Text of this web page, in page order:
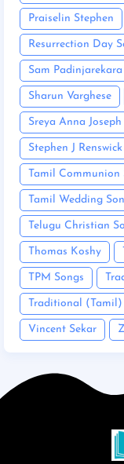
Praiselin Stephen
Resurrection Day
Sam Padinjarekara
Sharun Varghese
Sreya Anna Joseph
Stephen J Renswick
Tamil Communion
Tamil Wedding
Telugu Christian
Thomas Koshy
TPM Songs
Traditional (Tamil)
Vincent Sekar